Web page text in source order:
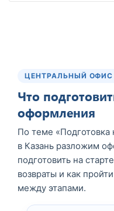
ЦЕНТРАЛЬНЫЙ ОФИС
Что
оформления
По теме «Подготовка
в Казань разложим
подготовить на
возвраты и как
между этапами.